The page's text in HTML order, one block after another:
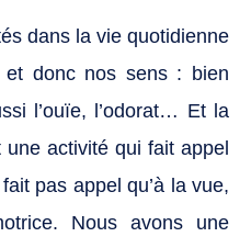
dans la vie quotidienne
donc nos sens : bien
l’ouïe, l’odorat… Et la
activité qui fait appel
pas appel qu’à la vue,
Nous avons une